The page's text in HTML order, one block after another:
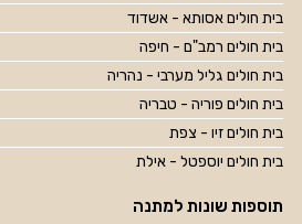
בית חולים אסותא - אשדוד
בית חולים רמב"ם - חיפה
בית חולים גליל מערבי - נהריה
בית חולים פוריה - טבריה
בית חולים זיו - צפת
בית חולים יוספטל - אילת
תוספות שונות למתנה